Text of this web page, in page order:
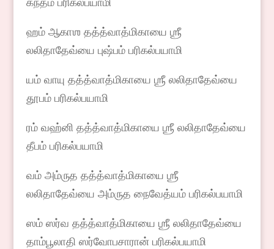
ஹம் ஆகாஶ தத்த்வாத்மிகாயை ஶ்ரீ
லலிதாதேவ்யை புஷ்பம் பரிகல்பயாமி
யம் வாயு தத்த்வாத்மிகாயை ஶ்ரீ லலிதாதேவ்யை
தூபம் பரிகல்பயாமி
ரம் வஹ்னி தத்த்வாத்மிகாயை ஶ்ரீ லலிதாதேவ்யை
தீபம் பரிகல்பயாமி
வம் அம்ருத தத்த்வாத்மிகாயை ஶ்ரீ
லலிதாதேவ்யை அம்ருத நைவேத்யம் பரிகல்பயாமி
ஸம் ஸர்வ தத்த்வாத்மிகாயை ஶ்ரீ லலிதாதேவ்யை
தாம்பூலாதி ஸர்வோபசாரான் பரிகல்பயாமி